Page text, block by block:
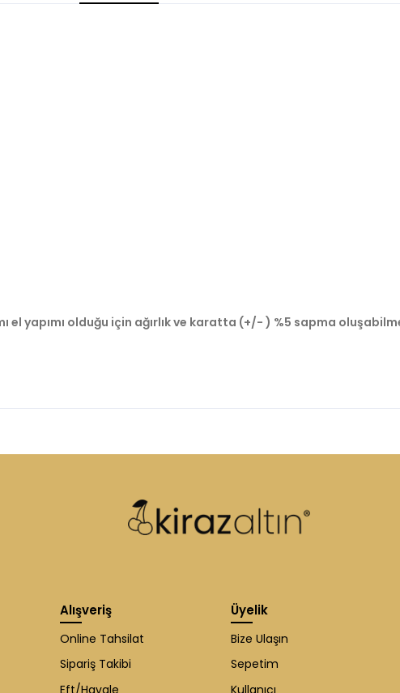
el yapımı olduğu için ağırlık ve karatta (+/- ) %5 sapma
Alışveriş
Online Tahsilat
Sipariş Takibi
Eft/Havale
Üyelik
Bize Ulaşın
Sepetim
Kullanıcı